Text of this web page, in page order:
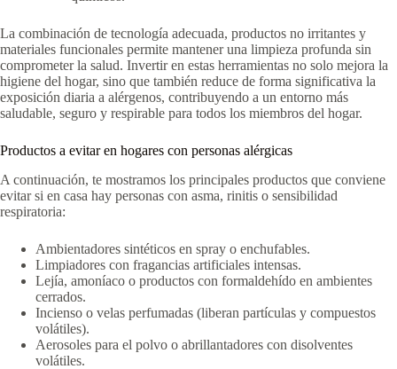
La combinación de tecnología adecuada, productos no irritantes y
materiales funcionales permite mantener una limpieza profunda sin
comprometer la salud. Invertir en estas herramientas no solo mejora la
higiene del hogar, sino que también reduce de forma significativa la
exposición diaria a alérgenos, contribuyendo a un entorno más
saludable, seguro y respirable para todos los miembros del hogar.
Productos a evitar en hogares con personas alérgicas
A continuación, te mostramos los principales productos que conviene
evitar si en casa hay personas con asma, rinitis o sensibilidad
respiratoria:
Ambientadores sintéticos en spray o enchufables.
Limpiadores con fragancias artificiales intensas.
Lejía, amoníaco o productos con formaldehído en ambientes
cerrados.
Incienso o velas perfumadas (liberan partículas y compuestos
volátiles).
Aerosoles para el polvo o abrillantadores con disolventes
volátiles.